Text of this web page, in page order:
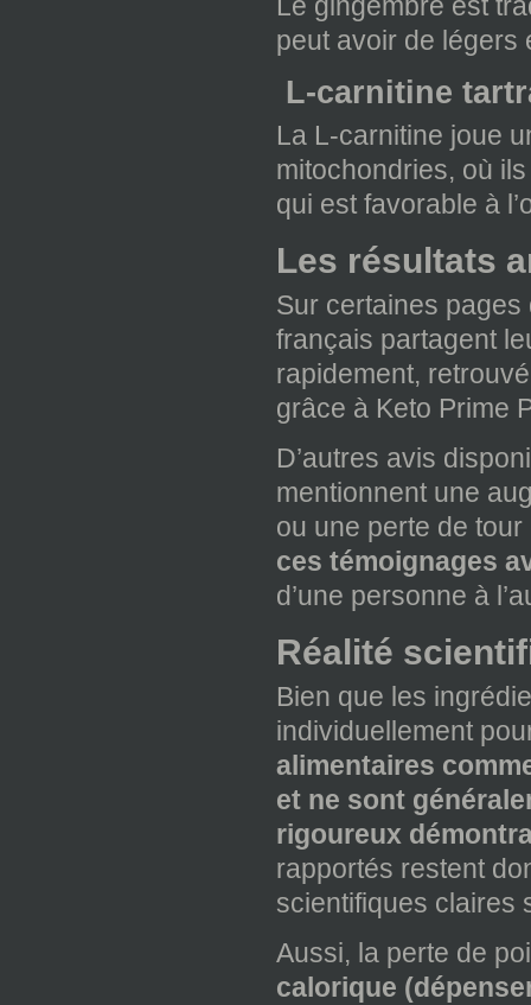
peut avoir de légers
L-carnitine
La L-carnitine joue
mitochondries, où
qui est favorable à
Les résultats
Sur certaines
français partagent
rapidement,
grâce à Keto Prime
D’autres avis
mentionnent une
ou une perte de
ces témoignages
d’une personne à
Réalité
Bien que les
individuellement
alimentaires
et ne sont
rigoureux
rapportés restent
scientifiques claires
Aussi, la perte de
calorique